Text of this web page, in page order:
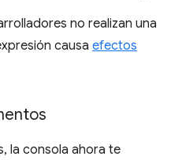
no realizan una
causa efectos
la consola ahora te